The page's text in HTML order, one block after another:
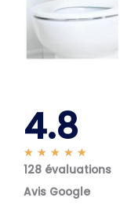
4.8
★ ★ ★ ★ ★
o
128 évaluations
Avis Google